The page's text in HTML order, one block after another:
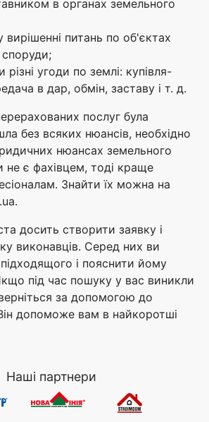
в органах земельного
питань по об'єктах
споруди;
угоди по землі: купівля-
в дар, обмін, заставу і т. д.
послуг була
без всяких нюансів, необхідно
нюансах земельного
є фахівцем, тоді краще
Знайти їх можна на
досить створити заявку і
виконавців. Серед них ви
і пояснити йому
під час пошуку у вас виникли
за допомогою до
допоможе вам в найкоротші
Наші партнери